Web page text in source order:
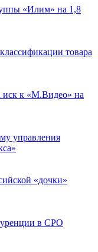
«Илим» на 1,8
товара
иск к «М.Видео» на
управления
«дочки»
в СРО